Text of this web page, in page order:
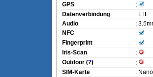
GPS
:
Datenverbindung
: LTE
Audio
:
NFC
:
Fingerprint
:
Iris-Scan
:
Outdoor (?)
:
SIM-Karte
: